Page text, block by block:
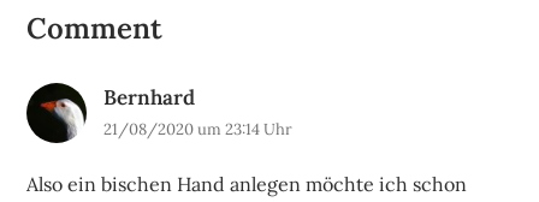
Comment
Bernhard
21/08/2020 um 23:14 Uhr
Also ein bischen Hand anlegen möchte ich schon